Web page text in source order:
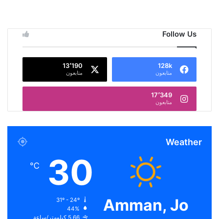
Follow Us
128k
متابعون
13٬190
متابعون
17٬349
متابعون
Weather
Amman, Jo
30
℃
44%
5.66 كيلومتر/ساعة